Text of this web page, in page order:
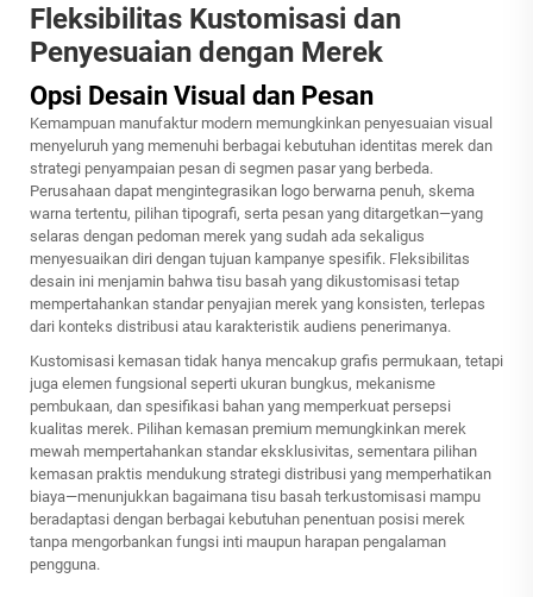
Fleksibilitas Kustomisasi dan
Penyesuaian dengan Merek
Opsi Desain Visual dan Pesan
Kemampuan manufaktur modern memungkinkan penyesuaian visual
menyeluruh yang memenuhi berbagai kebutuhan identitas merek dan
strategi penyampaian pesan di segmen pasar yang berbeda.
Perusahaan dapat mengintegrasikan logo berwarna penuh, skema
warna tertentu, pilihan tipografi, serta pesan yang ditargetkan—yang
selaras dengan pedoman merek yang sudah ada sekaligus
menyesuaikan diri dengan tujuan kampanye spesifik. Fleksibilitas
desain ini menjamin bahwa tisu basah yang dikustomisasi tetap
mempertahankan standar penyajian merek yang konsisten, terlepas
dari konteks distribusi atau karakteristik audiens penerimanya.
Kustomisasi kemasan tidak hanya mencakup grafis permukaan, tetapi
juga elemen fungsional seperti ukuran bungkus, mekanisme
pembukaan, dan spesifikasi bahan yang memperkuat persepsi
kualitas merek. Pilihan kemasan premium memungkinkan merek
mewah mempertahankan standar eksklusivitas, sementara pilihan
kemasan praktis mendukung strategi distribusi yang memperhatikan
biaya—menunjukkan bagaimana tisu basah terkustomisasi mampu
beradaptasi dengan berbagai kebutuhan penentuan posisi merek
tanpa mengorbankan fungsi inti maupun harapan pengalaman
pengguna.